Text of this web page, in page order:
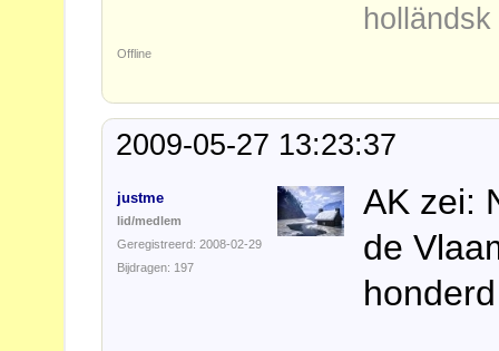
Offline
2009-05-27 13:23:37
justme
lid/medlem
Geregistreerd: 2008-02-29
Bijdragen: 197
AK zei:
de